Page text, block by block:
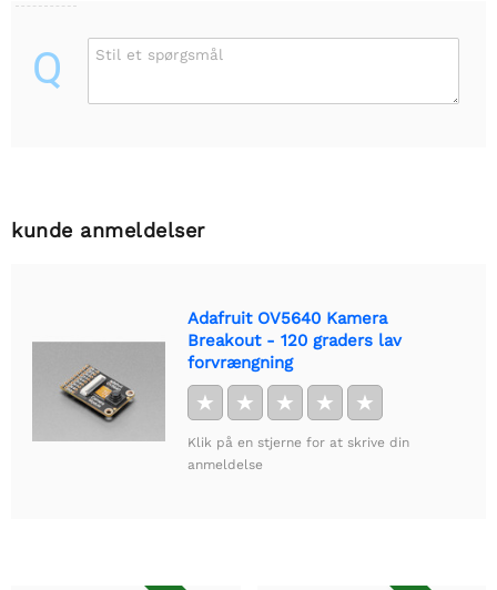
Q Stil et spørgsmål
kunde anmeldelser
Adafruit OV5640 Kamera
Breakout - 120 graders lav
forvrængning
★ ★ ★ ★ ★
Klik på en stjerne for at skrive din
anmeldelse